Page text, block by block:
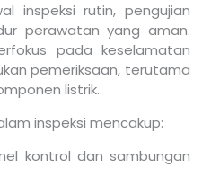
inspeksi rutin, pengujian
perawatan yang aman.
pada keselamatan
pemeriksaan, terutama
listrik.
inspeksi mencakup:
kontrol dan sambungan